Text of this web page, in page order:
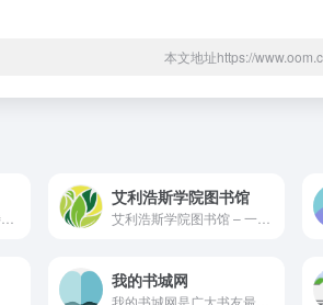
本文地址https://
大量现代和经典书籍等待您的发现。全部免费，并提供大多数阅读器格式。
艾利浩斯学院图书馆
艾利浩斯学院图书馆 – 一个幻想风格的小说站
我的书城网